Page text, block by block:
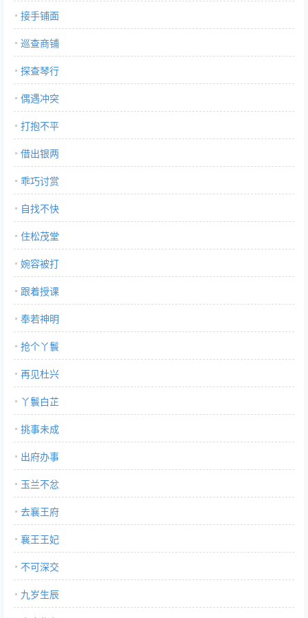
接手铺面
巡查商铺
探查琴行
偶遇冲突
打抱不平
借出银两
乖巧讨赏
自找不快
住松茂堂
婉容被打
跟着授课
奉若神明
抢个丫鬟
再见杜兴
丫鬟白芷
挑事未成
出府办事
玉兰不忿
去襄王府
襄王王妃
不可深交
九岁生辰